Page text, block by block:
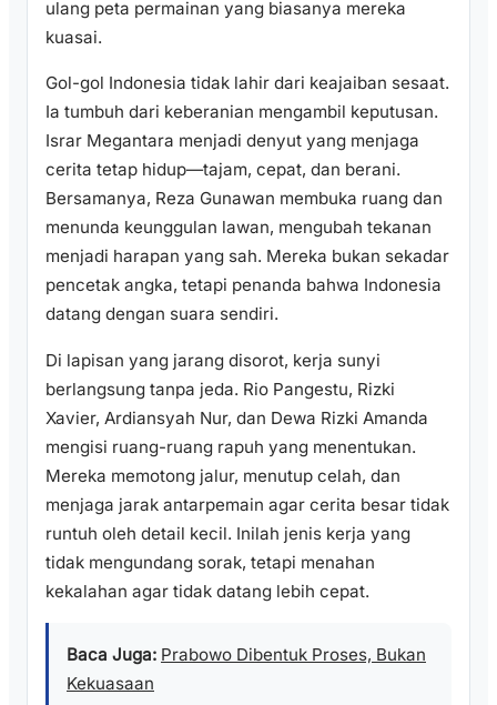
ulang peta permainan yang biasanya mereka
kuasai.
Gol-gol Indonesia tidak lahir dari keajaiban sesaat.
Ia tumbuh dari keberanian mengambil keputusan.
Israr Megantara menjadi denyut yang menjaga
cerita tetap hidup—tajam, cepat, dan berani.
Bersamanya, Reza Gunawan membuka ruang dan
menunda keunggulan lawan, mengubah tekanan
menjadi harapan yang sah. Mereka bukan sekadar
pencetak angka, tetapi penanda bahwa Indonesia
datang dengan suara sendiri.
Di lapisan yang jarang disorot, kerja sunyi
berlangsung tanpa jeda. Rio Pangestu, Rizki
Xavier, Ardiansyah Nur, dan Dewa Rizki Amanda
mengisi ruang-ruang rapuh yang menentukan.
Mereka memotong jalur, menutup celah, dan
menjaga jarak antarpemain agar cerita besar tidak
runtuh oleh detail kecil. Inilah jenis kerja yang
tidak mengundang sorak, tetapi menahan
kekalahan agar tidak datang lebih cepat.
Baca Juga: Prabowo Dibentuk Proses, Bukan
Kekuasaan